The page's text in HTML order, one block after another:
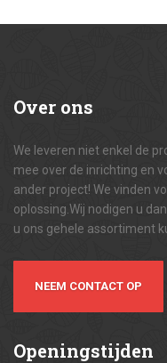
Over ons
We leveren niet enkel de
mee over de inrichting en
ander project! We vinden
oplossing.Wij nodigen u
u ons gehele assortiment
NEEM CONTACT OP
Openingstijden